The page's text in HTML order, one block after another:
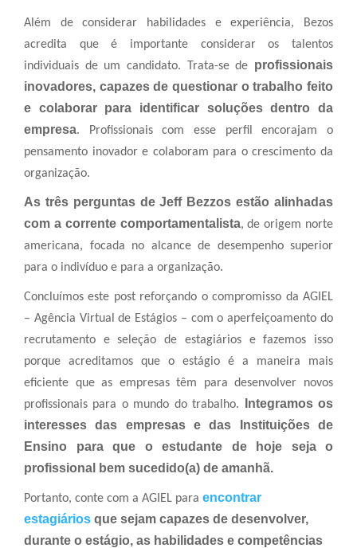
Além de considerar habilidades e experiência, Bezos
acredita que é importante considerar os talentos
individuais de um candidato. Trata-se de profissionais
inovadores, capazes de questionar o trabalho feito
e colaborar para identificar soluções dentro da
empresa. Profissionais com esse perfil encorajam o
pensamento inovador e colaboram para o crescimento da
organização.
As três perguntas de Jeff Bezzos estão alinhadas
com a corrente comportamentalista, de origem norte
americana, focada no alcance de desempenho superior
para o indivíduo e para a organização.
Concluímos este post reforçando o compromisso da AGIEL
– Agência Virtual de Estágios – com o aperfeiçoamento do
recrutamento e seleção de estagiários e fazemos isso
porque acreditamos que o estágio é a maneira mais
eficiente que as empresas têm para desenvolver novos
profissionais para o mundo do trabalho.
Integramos os
interesses das empresas e das Instituições de
Ensino para que o estudante de hoje seja o
profissional bem sucedido(a) de amanhã.
Portanto, conte com a AGIEL para encontrar
estagiários que sejam capazes de desenvolver,
durante o estágio, as habilidades e competências